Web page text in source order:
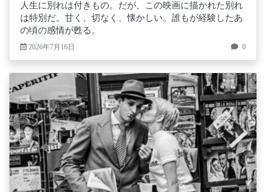
人生に別れは付きもの。だが、この映画に描かれた別れ
は特別だ。甘く、切なく、懐かしい。誰もが経験したあ
の頃の感情が甦る。
2026年7月16日 0